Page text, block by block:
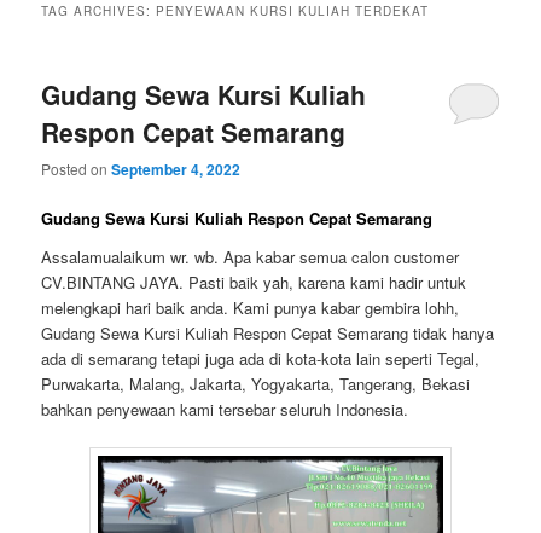
TAG ARCHIVES: PENYEWAAN KURSI KULIAH TERDEKAT
Gudang Sewa Kursi Kuliah
Respon Cepat Semarang
Posted onSeptember 4, 2022
Gudang Sewa Kursi Kuliah Respon Cepat Semarang
Assalamualaikum wr. wb. Apa kabar semua calon customer
CV.BINTANG JAYA. Pasti baik yah, karena kami hadir untuk
melengkapi hari baik anda. Kami punya kabar gembira lohh,
Gudang Sewa Kursi Kuliah Respon Cepat Semarang tidak hanya
ada di semarang tetapi juga ada di kota-kota lain seperti Tegal,
Purwakarta, Malang, Jakarta, Yogyakarta, Tangerang, Bekasi
bahkan penyewaan kami tersebar seluruh Indonesia.